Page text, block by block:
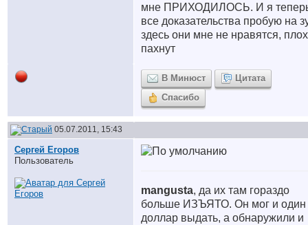
мне ПРИХОДИЛОСЬ. И я
все доказательства пробую на
здесь они мне не нравятся,
пахнут
В Минюст
Цитата
Спасибо
05.07.2011, 15:43
Сергей Егоров
Пользователь
mangusta, да их там гораздо
больше ИЗЪЯТО. Он мог и один
доллар выдать, а обнаружили и